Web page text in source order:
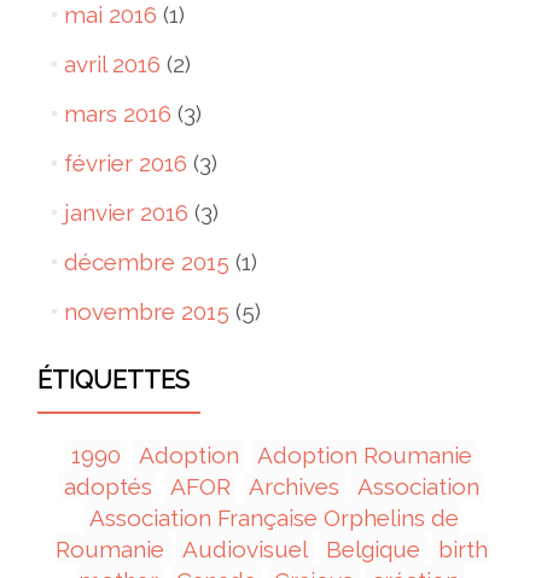
mai 2016 (1)
avril 2016 (2)
mars 2016 (3)
février 2016 (3)
janvier 2016 (3)
décembre 2015 (1)
novembre 2015 (5)
ÉTIQUETTES
1990 Adoption
Adoption Roumanie
adoptés
AFOR Archives
Association
Association Française Orphelins de
Roumanie
Audiovisuel Belgique
birth